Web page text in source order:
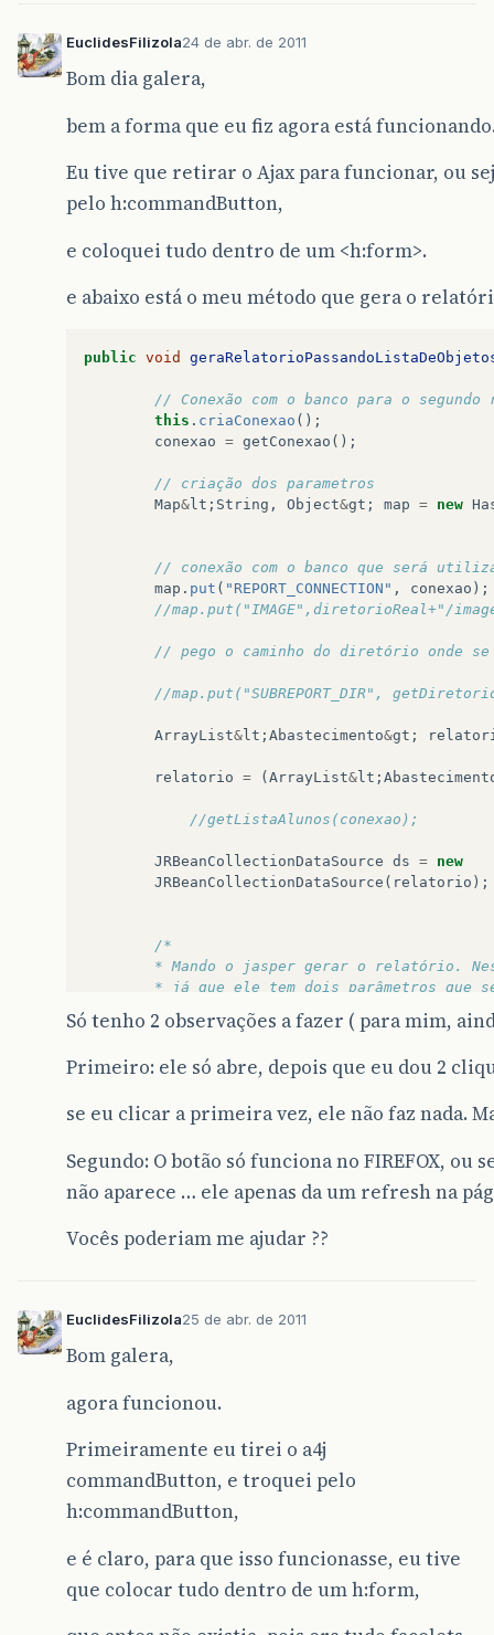
EuclidesFilizola24 de abr. de 2011
Bom dia galera,
bem a forma que eu fiz agora está
Eu tive que retirar o Ajax para funcionar, ou
pelo h:commandButton,
e coloquei tudo dentro de um <h:form>.
e abaixo está o meu método que gera o
public void
// Conexão com o banco para o
this . criaConexao ();
conexao = getConexao ();
// criação dos parametros
Map&lt ; String , Object&gt ; map = new
// conexão com o banco que será
map . put ( "REPORT_CONNECTION" , conexao );
//map.put("IMAGE",diretorioReal+"/
// pego o caminho do diretório onde
//map.put("SUBREPORT_DIR",
ArrayList&lt ; Abastecimento&gt ;
relatorio = (ArrayList&lt ;
//getListaAlunos(conexao);
JRBeanCollectionDataSource ds = new
JRBeanCollectionDataSource ( relatorio );
/*
* Mando o jasper gerar o relatório.
* já que ele tem dois parâmetros que
HttpServletResponse
response = (
String diretorioReal = session.
String caminhoRelatorio
JasperExportManager
response
response
response. sendRedirect
"/pages/relatorios/
//
Só tenho 2 observações a fazer ( para mim,
Primeiro: ele só abre, depois que eu dou 2
se eu clicar a primeira vez, ele não faz nada.
Segundo: O botão só funciona no FIREFOX,
não aparece … ele apenas da um refresh na
Vocês poderiam me ajudar ??
EuclidesFilizola25 de abr. de 2011
Bom galera,
agora funcionou.
Primeiramente eu tirei o a4j
commandButton, e troquei pelo
h:commandButton,
e é claro, para que isso funcionasse, eu tive
que colocar tudo dentro de um h:form,